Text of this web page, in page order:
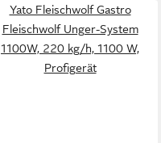
Yato Fleischwolf Gastro
Fleischwolf Unger-System
1100W, 220 kg/h, 1100 W,
Profigerät